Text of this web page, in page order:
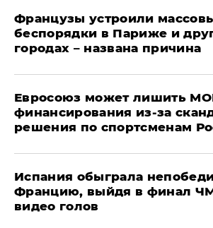
Французы устроили
беспорядки в Париже и
городах – названа причина
Евросоюз может лишить
финансирования из-за
решения по спортсменам
Испания обыграла
Францию, выйдя в финал
видео голов